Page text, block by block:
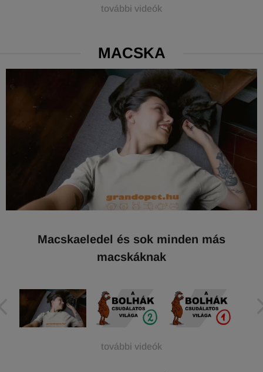
további videók
MACSKA
Macskaeledel és sok minden más
macskáknak
további videók